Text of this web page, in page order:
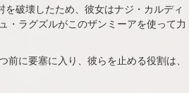
破壊したため、彼女はナジ・カルディ
・ラグズルがこのザンミーアを使って力
に要塞に入り、彼らを止める役割は、